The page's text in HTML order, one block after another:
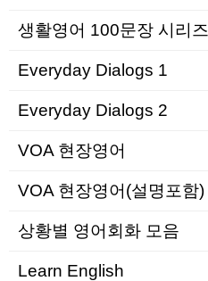
생활영어 100문장 시리즈
Everyday Dialogs 1
Everyday Dialogs 2
VOA 현장영어
VOA 현장영어(설명포함)
상황별 영어회화 모음
Learn English